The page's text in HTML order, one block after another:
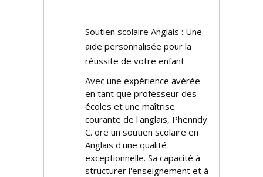
Soutien scolaire Anglais : Une
aide personnalisée pour la
réussite de votre enfant
Avec une expérience avérée
en tant que professeur des
écoles et une maîtrise
courante de l'anglais, Phenndy
C. offre un soutien scolaire en
Anglais d'une qualité
exceptionnelle. Sa capacité à
structurer l'enseignement et à